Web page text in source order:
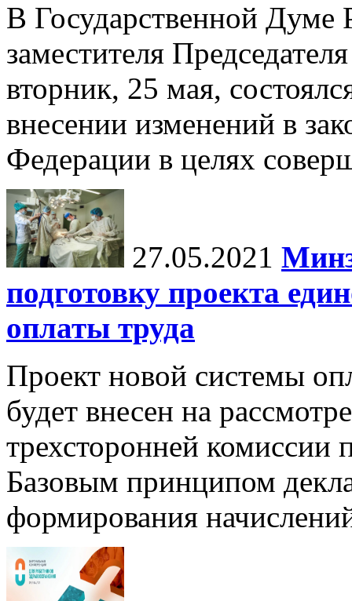
В Государственной Думе
заместителя
вторник, 25 мая,
внесении изменений в
Федерации в целях
27.05.2021
подготовку проекта
оплаты труда
Проект новой системы
будет внесен на
трехсторонней комиссии
Базовым принципом
формирования